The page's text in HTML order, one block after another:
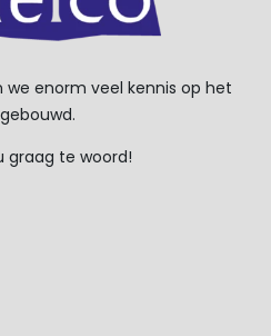
enorm veel kennis op het
graag te woord!